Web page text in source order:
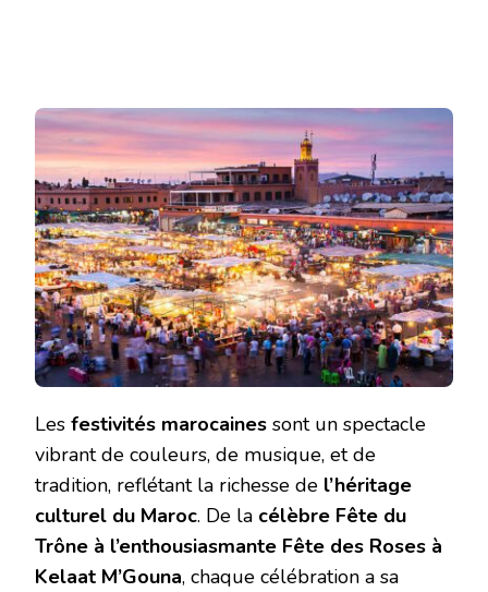
Les festivités marocaines sont un spectacle
vibrant de couleurs, de musique, et de
tradition, reflétant la richesse de l’héritage
culturel du Maroc. De la célèbre Fête du
Trône à l’enthousiasmante Fête des Roses à
Kelaat M’Gouna, chaque célébration a sa